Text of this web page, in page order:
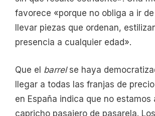
favorece «porque no obliga a ir
llevar piezas que ordenan,
presencia a cualquier edad».
Que el barrelse haya
llegar a todas las franjas de
en España indica que no estamos
capricho pasajero de pasarela.